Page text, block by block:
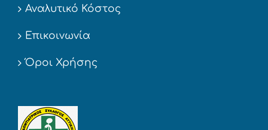
Αναλυτικό Κόστος
Επικοινωνία
Όροι Χρήσης